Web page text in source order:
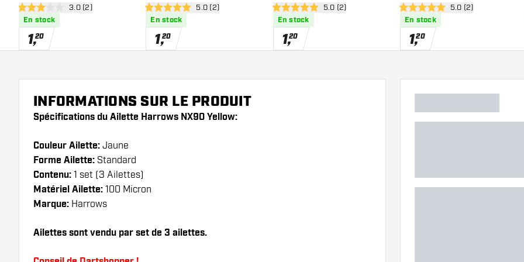
ouvrir le panneau des avis
3 étoiles de notation
3.0 (2)
En stock
1,20
ouvrir le panneau des avis
5 étoiles de notation
5.0 (2)
En stock
1,20
ouvrir le panneau des avis
5 étoiles de notation
5.0 (2)
En stock
1,20
ouvrir le panneau
5 étoiles de notation
5.0 (2)
En stock
1,20
INFORMATIONS SUR LE PRODUIT
Spécifications du Ailette Harrows NX90 Yellow:
Couleur Ailette: Jaune
Forme Ailette: Standard
Contenu: 1 set (3 Ailettes)
Matériel Ailette: 100 Micron
Marque: Harrows
Ailettes sont vendu par set de 3 ailettes.